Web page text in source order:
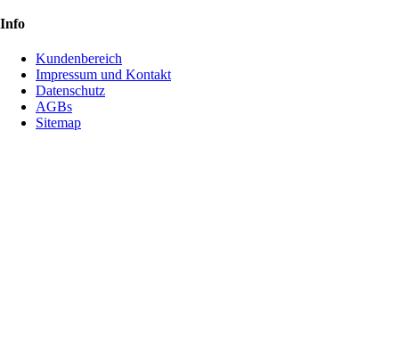
Info
Kundenbereich
Impressum und Kontakt
Datenschutz
AGBs
Sitemap